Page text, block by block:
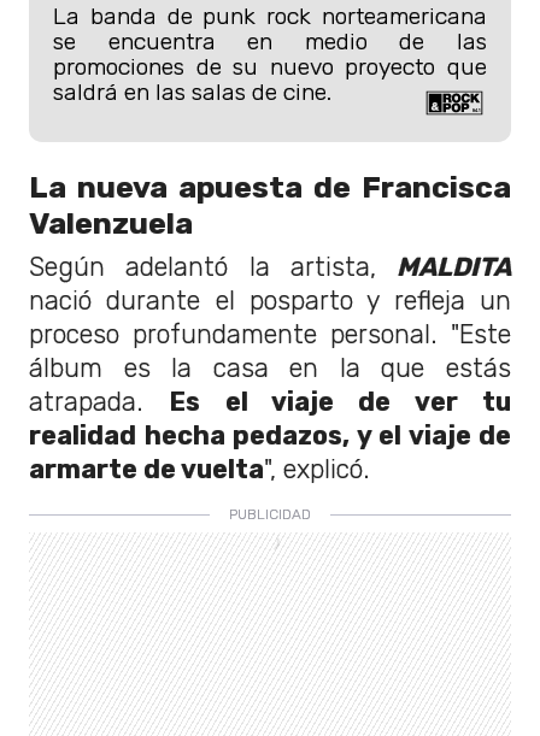
La banda de punk rock norteamericana
se encuentra en medio de las
promociones de su nuevo proyecto que
saldrá en las salas de cine.
La nueva apuesta de Francisca
Valenzuela
Según adelantó la artista, MALDITA
nació durante el posparto y refleja un
proceso profundamente personal. "Este
álbum es la casa en la que estás
atrapada. Es el viaje de ver tu
realidad hecha pedazos, y el viaje de
armarte de vuelta", explicó.